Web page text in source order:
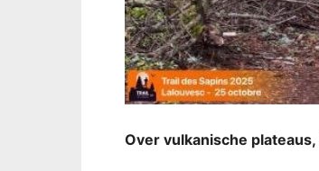
Over vulkanische